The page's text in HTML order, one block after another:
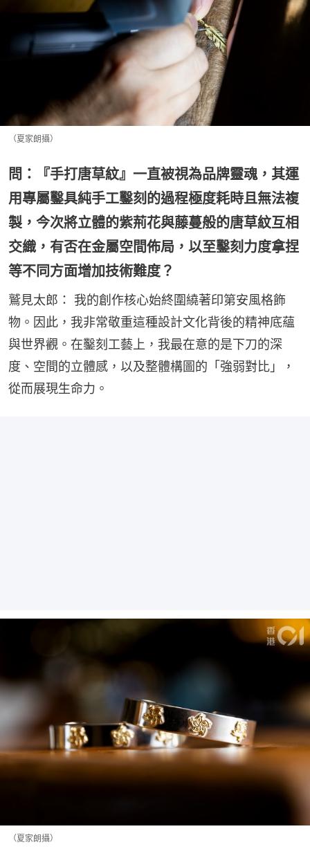
（夏家朗攝）
問：『手打唐草紋』一直被視為品牌靈魂，其運
用專屬鑿具純手工鑿刻的過程極度耗時且無法複
製，今次將立體的紫荊花與藤蔓般的唐草紋互相
交織，有否在金屬空間佈局，以至鑿刻力度拿捏
等不同方面增加技術難度？
鷲見太郎： 我的創作核心始終圍繞著印第安風格飾
物。因此，我非常敬重這種設計文化背後的精神底蘊
與世界觀。在鑿刻工藝上，我最在意的是下刀的深
度、空間的立體感，以及整體構圖的「強弱對比」，
從而展現生命力。
（夏家朗攝）